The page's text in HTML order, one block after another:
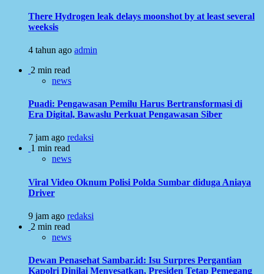
There Hydrogen leak delays moonshot by at least several
weeksis
4 tahun ago admin
2 min read
news
Puadi: Pengawasan Pemilu Harus Bertransformasi di
Era Digital, Bawaslu Perkuat Pengawasan Siber
7 jam ago redaksi
1 min read
news
Viral Video Oknum Polisi Polda Sumbar diduga Aniaya
Driver
9 jam ago redaksi
2 min read
news
Dewan Penasehat Sambar.id: Isu Surpres Pergantian
Kapolri Dinilai Menyesatkan, Presiden Tetap Pemegang